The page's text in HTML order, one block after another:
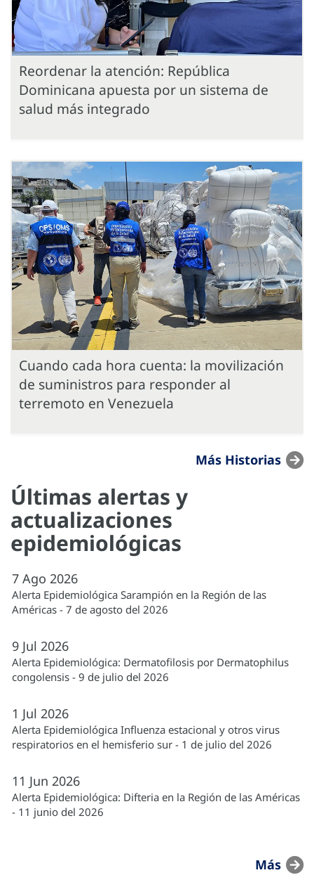
Reordenar la atención: República
Dominicana apuesta por un sistema de
salud más integrado
Cuando cada hora cuenta: la movilización
de suministros para responder al
terremoto en Venezuela
Más Historias
Últimas alertas y
actualizaciones
epidemiológicas
7 Ago 2026
Alerta Epidemiológica Sarampión en la Región de las
Américas - 7 de agosto del 2026
9 Jul 2026
Alerta Epidemiológica: Dermatofilosis por Dermatophilus
congolensis - 9 de julio del 2026
1 Jul 2026
Alerta Epidemiológica Influenza estacional y otros virus
respiratorios en el hemisferio sur - 1 de julio del 2026
11 Jun 2026
Alerta Epidemiológica: Difteria en la Región de las Américas
- 11 junio del 2026
Más